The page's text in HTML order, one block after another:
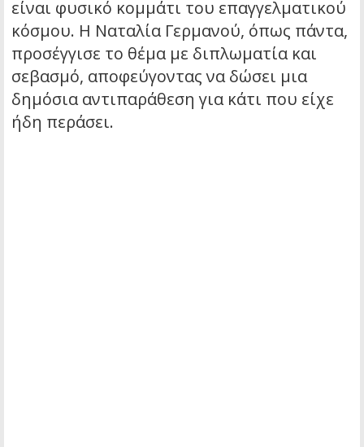
είναι φυσικό κομμάτι του επαγγελματικού
κόσμου. Η Ναταλία Γερμανού, όπως πάντα,
προσέγγισε το θέμα με διπλωματία και
σεβασμό, αποφεύγοντας να δώσει μια
δημόσια αντιπαράθεση για κάτι που είχε
ήδη περάσει.